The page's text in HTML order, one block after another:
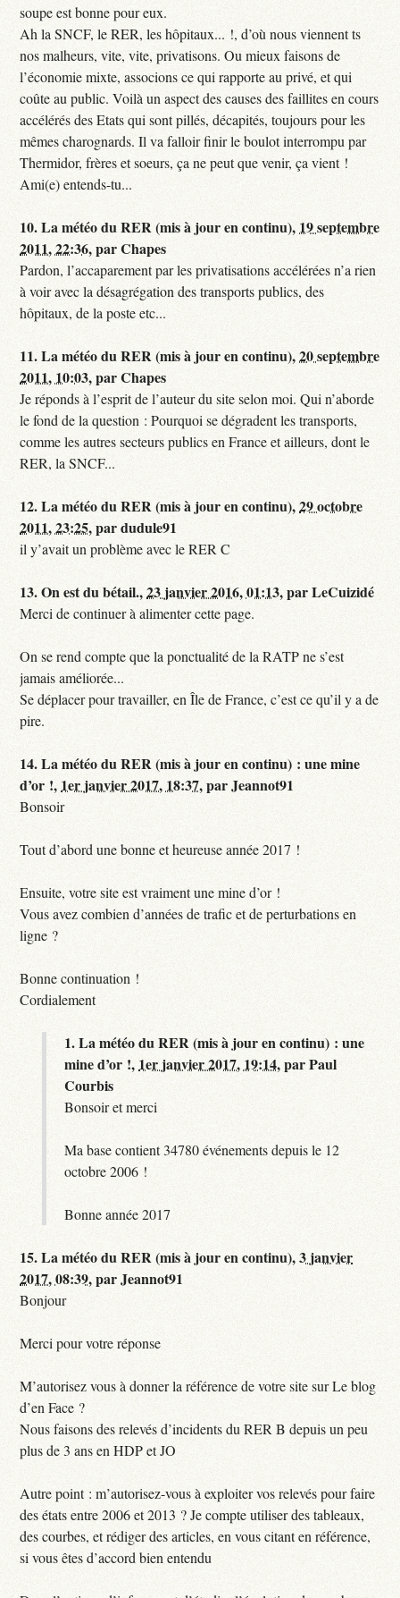
soupe est bonne pour eux.
Ah la SNCF, le RER, les hôpitaux... !, d’où nous viennent ts
nos malheurs, vite, vite, privatisons. Ou mieux faisons de
l’économie mixte, associons ce qui rapporte au privé, et qui
coûte au public. Voilà un aspect des causes des faillites en cours
accélérés des Etats qui sont pillés, décapités, toujours pour les
mêmes charognards. Il va falloir finir le boulot interrompu par
Thermidor, frères et soeurs, ça ne peut que venir, ça vient !
Ami(e) entends-tu...
10.La météo du RER (mis à jour en continu), 19 septembre
2011, 22:36,parChapes
Pardon, l’accaparement par les privatisations accélérées n’a rien
à voir avec la désagrégation des transports publics, des
hôpitaux, de la poste etc...
11.La météo du RER (mis à jour en continu),20 septembre
2011, 10:03,parChapes
Je réponds à l’esprit de l’auteur du site selon moi. Qui n’aborde
le fond de la question : Pourquoi se dégradent les transports,
comme les autres secteurs publics en France et ailleurs, dont le
RER, la SNCF...
12.La météo du RER (mis à jour en continu),29 octobre
2011, 23:25,pardudule91
il y’avait un problème avec le RER C
13.On est du bétail.,23 janvier 2016, 01:13,parLeCuizidé
Merci de continuer à alimenter cette page.
On se rend compte que la ponctualité de la RATP ne s’est
jamais améliorée...
Se déplacer pour travailler, en Île de France, c’est ce qu’il y a de
pire.
14.La météo du RER (mis à jour en continu) : une mine
d’or !, 1er janvier 2017, 18:37,parJeannot91
Bonsoir
Tout d’abord une bonne et heureuse année 2017 !
Ensuite, votre site est vraiment une mine d’or !
Vous avez combien d’années de trafic et de perturbations en
ligne ?
Bonne continuation !
Cordialement
1.La météo du RER (mis à jour en continu) : une
mine d’or !, 1er janvier 2017, 19:14,parPaul
Courbis
Bonsoir et merci
Ma base contient 34780 événements depuis le 12
octobre 2006 !
Bonne année 2017
15.La météo du RER (mis à jour en continu),3 janvier
2017, 08:39,parJeannot91
Bonjour
Merci pour votre réponse
M’autorisez vous à donner la référence de votre site sur Le blog
d’en Face ?
Nous faisons des relevés d’incidents du RER B depuis un peu
plus de 3 ans en HDP et JO
Autre point : m’autorisez-vous à exploiter vos relevés pour faire
des états entre 2006 et 2013 ? Je compte utiliser des tableaux,
des courbes, et rédiger des articles, en vous citant en référence,
si vous êtes d’accord bien entendu